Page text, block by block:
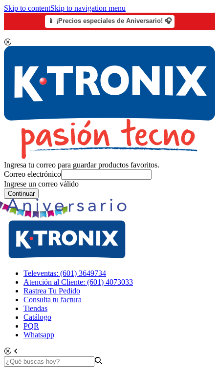
Skip to contentSkip to navigation menu
📱 ¡Precios especiales de Aniversario! 🎧
Ingresa tu correo para guardar productos favoritos.
Correo electrónico
Ingrese un correo válido
Continuar
Televentas: (601) 3649734
Atención al Cliente: (601) 4073033
Rastrea Tu Pedido
Consulta tu factura
Tiendas
Catálogo
PQR
Whatsapp